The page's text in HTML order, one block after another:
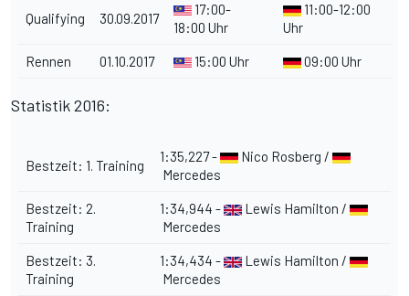
Qualifying 30.09.2017
17:00-
18:00 Uhr
11:00-12:00
Uhr
Rennen 01.10.2017 15:00 Uhr 09:00 Uhr
Statistik 2016:
Bestzeit: 1. Training
1:35,227 -
Nico Rosberg /
Mercedes
Bestzeit: 2.
Training
1:34,944 -
Lewis Hamilton /
Mercedes
Bestzeit: 3.
Training
1:34,434 -
Lewis Hamilton /
Mercedes